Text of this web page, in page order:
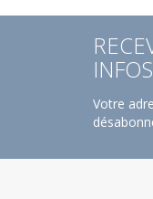
Votre